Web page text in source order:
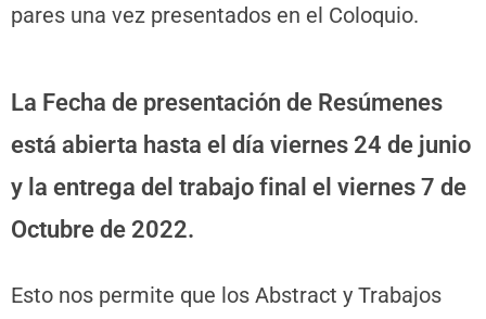
pares una vez presentados en el Coloquio.
La Fecha de presentación de Resúmenes
está abierta hasta el día viernes 24 de junio
y la entrega del trabajo final el viernes 7 de
Octubre de 2022.
Esto nos permite que los Abstract y Trabajos